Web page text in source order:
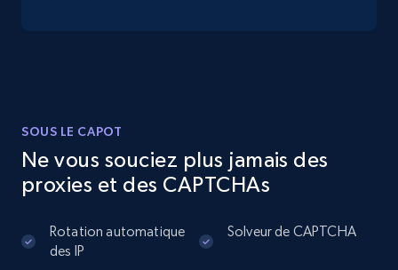
comments, Date posted, Likes, Photos, and
more.
13.2K+ 1.6K+ Essai gratuit
SOUS LE CAPOT
Ne vous souciez plus jamais des
proxies et des CAPTCHAs
Rotation automatique
des IP
Solveur de CAPTCHA